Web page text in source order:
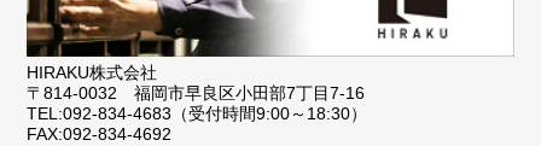
HIRAKU株式会社
〒814-0032 福岡市早良区小田部7丁目7-16
TEL:092-834-4683（受付時間9:00～18:30）
FAX:092-834-4692